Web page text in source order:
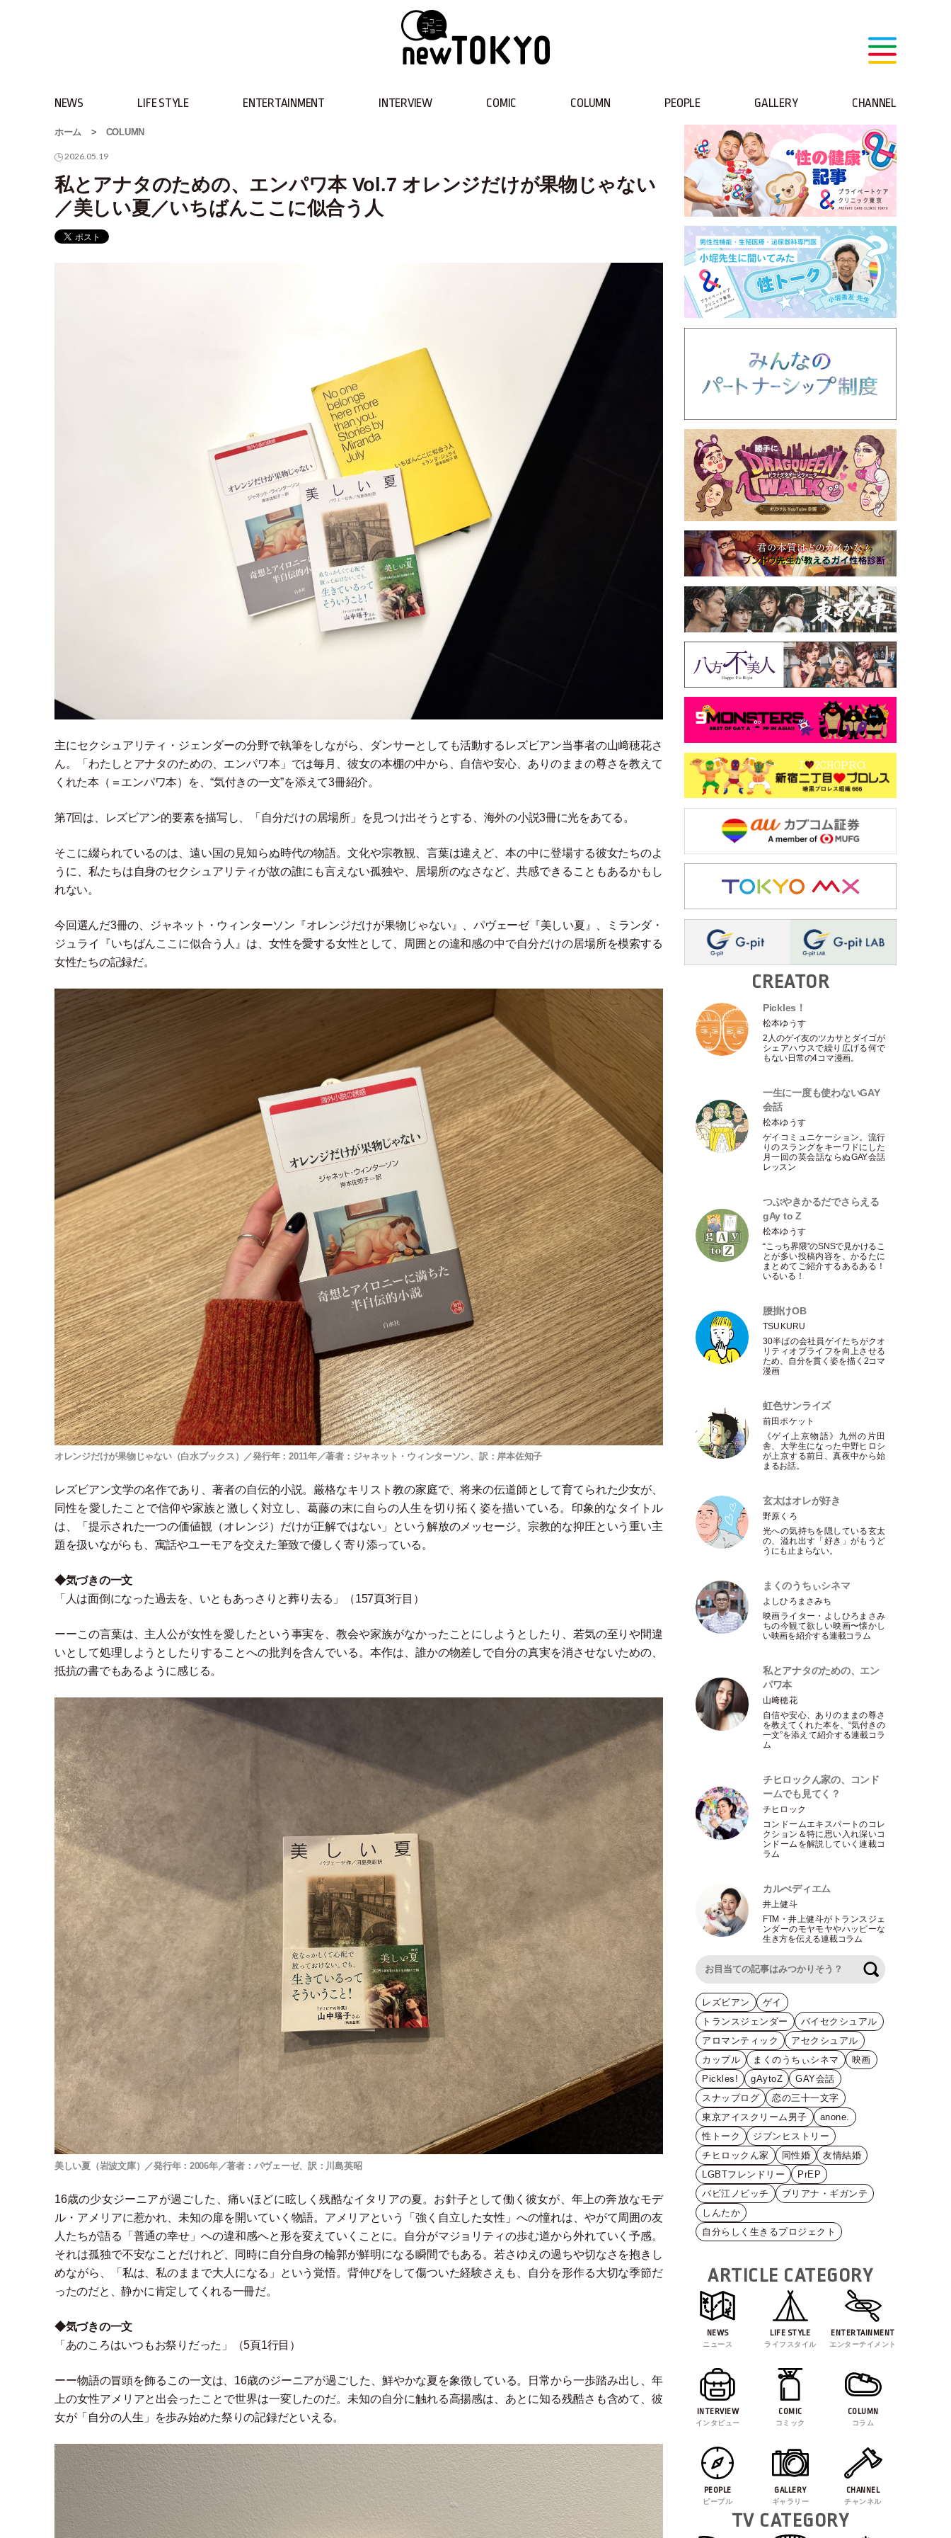
NEWS LIFE STYLE ENTERTAINMENT INTERVIEW COMIC COLUMN PEOPLE GALLERY CHANNEL
ホーム > COLUMN
2026.05.19
私とアナタのための、エンパワ本 Vol.7 オレンジだけが果物じゃない
／美しい夏／いちばんここに似合う人
主にセクシュアリティ ・ ジェンダーの分野で執筆をしながら、ダンサーとしても活動するレズビアン当事者の山﨑穂花さ
ん。
「 わたしとアナタのための、エンパワ本」 では毎月、彼女の本棚の中から、自信や安心、ありのままの尊さを教えて
くれた本（ ＝エンパワ本） を、“気付きの一文”を添えて3冊紹介。
第7回は、レズビアン的要素を描写し、 「 自分だけの居場所」 を見つけ出そうとする、海外の小説3冊に光をあてる。
そこに綴られているのは、遠い国の見知らぬ時代の物語。文化や宗教観、言葉は違えど、本の中に登場する彼女たちのよ
うに、私たちは自身のセクシュアリティが故の誰にも言えない孤独や、居場所のなさなど、共感できることもあるかもし
れない。
今回選んだ3冊の、ジャネット ・ ウィンターソン『オレンジだけが果物じゃない』、パヴェーゼ『美しい夏』、ミランダ・
ジュライ『いちばんここに似合う人』は、女性を愛する女性として、周囲との違和感の中で自分だけの居場所を模索する
女性たちの記録だ。
オレンジだけが果物じゃない（白水ブックス）／発行年：2011年／著者：ジャネット・ウィンターソン、訳：岸本佐知子
レズビアン文学の名作であり、著者の自伝的小説。厳格なキリスト教の家庭で、将来の伝道師として育てられた少女が、
同性を愛したことで信仰や家族と激しく対立し、葛藤の末に自らの人生を切り拓く姿を描いている。印象的なタイトル
は、
「 提示された一つの価値観 （オレンジ） だけが正解ではない 」
という解放のメッセージ。宗教的な抑圧という重い主
題を扱いながらも、寓話やユーモアを交えた筆致で優しく寄り添っている。
◆気づきの一文
「 人は面倒になった過去を、いともあっさりと葬り去る 」 （157頁3行目 ）
ーーこの言葉は、主人公が女性を愛したという事実を、教会や家族がなかったことにしようとしたり、若気の至りや間違
いとして処理しようとしたりすることへの批判を含んでいる。本作は、誰かの物差しで自分の真実を消させないための、
抵抗の書でもあるように感じる。
美しい夏（岩波文庫）／発行年：2006年／著者：パヴェーゼ、訳：川島英昭
16歳の少女ジーニアが過ごした、痛いほどに眩しく残酷なイタリアの夏。お針子として働く彼女が、年上の奔放なモデ
ル・ アメリアに惹かれ、未知の扉を開いていく物語。アメリアという 「 強く自立した女性 」への憧れは、やがて周囲の友
人たちが語る 「 普通の幸せ 」への違和感へと形を変えていくことに。自分がマジョリティの歩む道から外れていく予感。
それは孤独で不安なことだけれど、同時に自分自身の輪郭が鮮明になる瞬間でもある。若さゆえの過ちや切なさを抱きし
めながら、
「 私は、私のままで大人になる 」
という覚悟。背伸びをして傷ついた経験さえも、自分を形作る大切な季節だ
ったのだと、静かに肯定してくれる一冊だ。
◆気づきの一文
「 あのころはいつもお祭りだった 」 （5頁1行目 ）
ーー物語の冒頭を飾るこの一文は、16歳のジーニアが過ごした、鮮やかな夏を象徴している。日常から一歩踏み出し、年
上の女性アメリアと出会ったことで世界は一変したのだ。未知の自分に触れる高揚感は、あとに知る残酷さも含めて、彼
女が「 自分の人生 」 を歩み始めた祭りの記録だといえる。
CREATOR
Pickles！
松本ゆうす
2人のゲイ友のツカサとダイゴが
シェアハウスで繰り広げる何で
もない日常の4コマ漫画。
一生に一度も使わないGAY
会話
松本ゆうす
ゲイコミュニケーション。流行
りのスラングをキーワドにした
月一回の英会話ならぬGAY会話
レッスン
つぶやきかるだでさらえる
gAy to Z
松本ゆうす
“こっち界隈”のSNSで見かけるこ
とが多い投稿内容を、かるたに
まとめてご紹介するあるある！
いるいる！
腰掛けOB
TSUKURU
30半ばの会社員ゲイたちがクオ
リティオブライフを向上させる
ため、自分を貫く姿を描く2コマ
漫画
虹色サンライズ
前田ポケット
《ゲイ上京物語》九州の片田
舎、大学生になった中野ヒロシ
が上京する前日、真夜中から始
まるお話。
玄太はオレが好き
野原くろ
光への気持ちを隠している玄太
の、溢れ出す 「好き 」がもうど
うにも止まらない。
まくのうちぃシネマ
よしひろまさみち
映画ライター ・ よしひろまさみ
ちの今観て欲しい映画〜懐かし
い映画を紹介する連載コラム
私とアナタのための、エン
パワ本
山﨑穂花
自信や安心、ありのままの尊さ
を教えてくれた本を、“気付きの
一文”を添えて紹介する連載コラ
ム
チヒロックん家の、コンド
ームでも見てく？
チヒロック
コンドームエキスパートのコレ
クション＆特に思い入れ深いコ
ンドームを解説していく連載コ
ラム
カルぺディエム
井上健斗
FTM ・井上健斗がトランスジェ
ンダーのモヤモヤやハッピーな
生き方を伝える連載コラム
レズビアン
ゲイ
トランスジェンダー
バイセクシュアル
アロマンティック
アセクシュアル
カップル
まくのうちぃシネマ
映画
Pickles!
gAytoZ
GAY会話
スナップログ
恋の三十一文字
東京アイスクリーム男子
anone.
性トーク
ジブンヒストリー
チヒロックん家
同性婚
友情結婚
LGBTフレンドリー
PrEP
バビ江ノビッチ
ブリアナ・ギガンテ
しんたか
自分らしく生きるプロジェクト
ARTICLE CATEGORY
NEWS
ニュース
LIFE STYLE
ライフスタイル
ENTERTAINMENT
エンターテイメント
INTERVIEW
インタビュー
COMIC
コミック
COLUMN
コラム
PEOPLE
ピープル
GALLERY
ギャラリー
CHANNEL
チャンネル
TV CATEGORY